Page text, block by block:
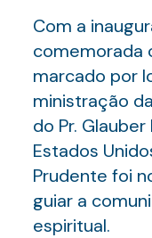
Com a
comemorada
marcado por
ministração
do Pr.
Estados
Prudente foi
guiar a
espiritual.